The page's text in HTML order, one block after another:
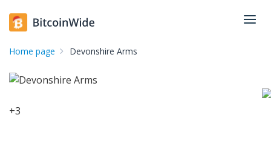
Home page Devonshire Arms
+3